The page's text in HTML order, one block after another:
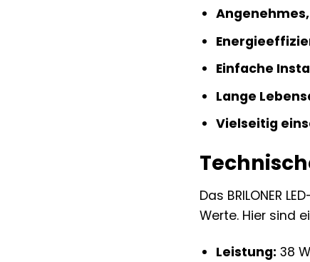
Einfache
Lange
Vielseitig
Das BRILONER
Werte. Hier sind
Leistung: 38